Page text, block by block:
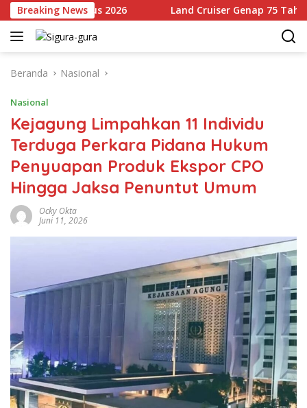
Langsung
ke
konten
Breaking News
14 Agustus 2026 Land Cruiser Genap 75 Tahun,
Beranda Nasional
Nasional
Kejagung Limpahkan 11 Individu
Terduga Perkara Pidana Hukum
Penyuapan Produk Ekspor CPO
Hingga Jaksa Penuntut Umum
Ocky Okta
Juni 11, 2026